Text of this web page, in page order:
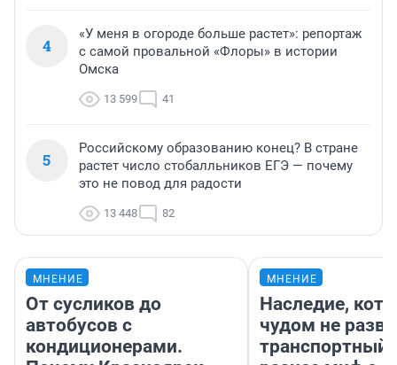
4
«У меня в огороде больше растет»: репортаж
с самой провальной «Флоры» в истории
Омска
13 599 41
5
Российскому образованию конец? В стране
растет число стобалльников ЕГЭ — почему
это не повод для радости
13 448 82
МНЕНИЕ
От сусликов до
автобусов с
кондиционерами.
МНЕНИЕ
Наследие,
чудом не
транспортный